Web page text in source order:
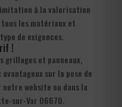
à la valorisation
les matériaux et
de exigences.
!
grillages et panneaux,
sur la pose de
website ou dans la
sur-Var 06670.